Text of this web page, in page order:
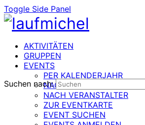
Toggle Side Panel
AKTIVITÄTEN
GRUPPEN
EVENTS
PER KALENDERJAHR
NACH DATUM
NACH VERANSTALTER
ZUR EVENTKARTE
EVENT SUCHEN
Suchen nach: